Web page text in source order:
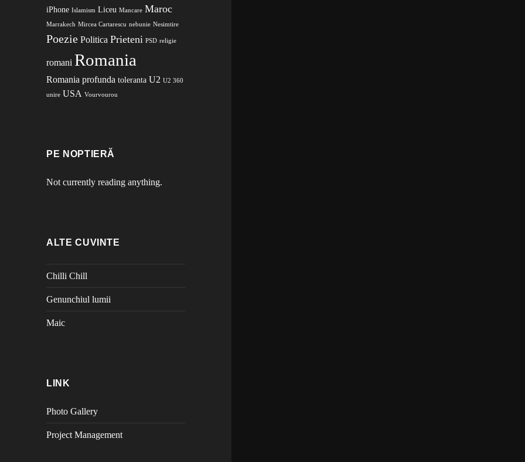
iPhone Islamism Liceu Mancare Maroc
Marrakech Mircea Cartarescu nebunie Nesimtire
Poezie Politica Prieteni PSD religie
romani Romania
Romania profunda toleranta U2 U2 360
unire USA Vourvourou
PE NOPTIERĂ
Not currently reading anything.
ALTE CUVINTE
Chilli Chill
Genunchiul lumii
Maic
LINK
Photo Gallery
Project Management